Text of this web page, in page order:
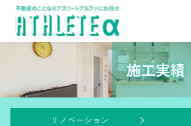
施工実績
リノベーション